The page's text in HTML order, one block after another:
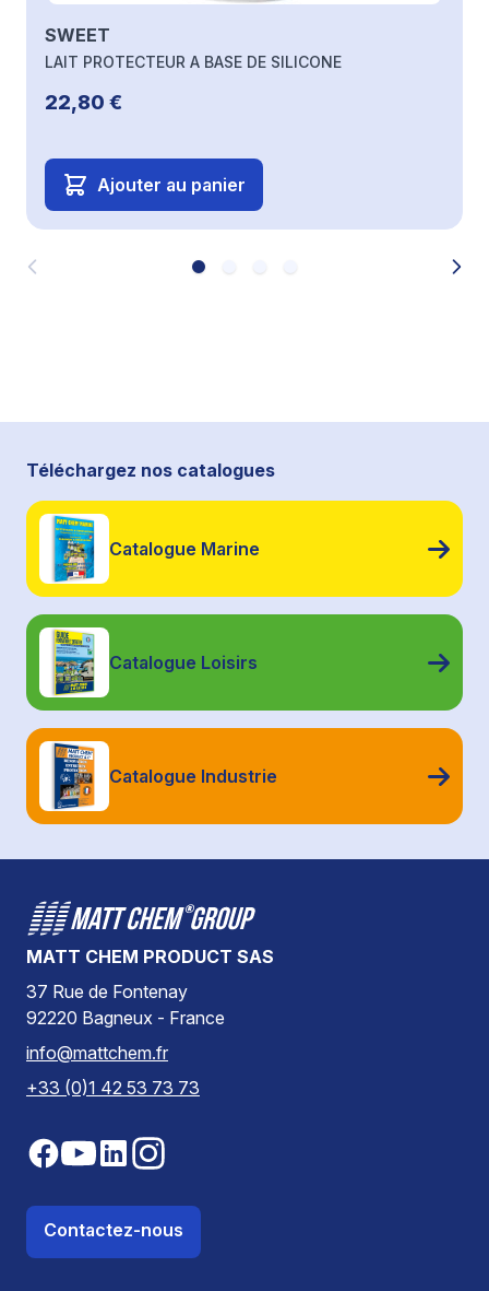
SWEET
LAIT PROTECTEUR A BASE DE SILICONE
22,80 €
Ajouter au panier
Téléchargez nos catalogues
Catalogue Marine
Catalogue Loisirs
Catalogue Industrie
MATT CHEM PRODUCT SAS
37 Rue de Fontenay
92220 Bagneux - France
info@mattchem.fr
+33 (0)1 42 53 73 73
Contactez-nous